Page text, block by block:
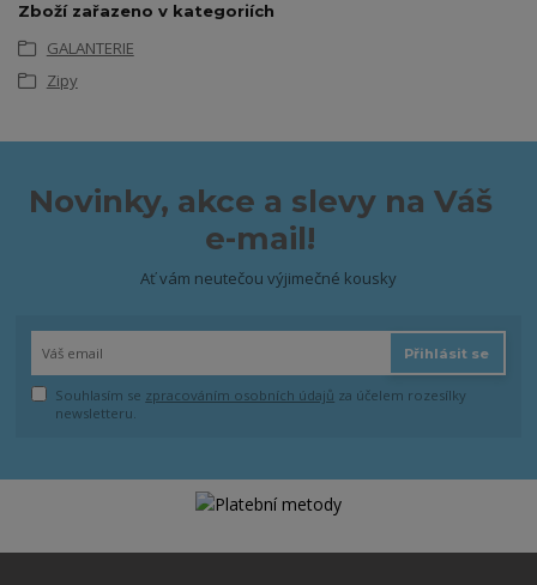
Zboží zařazeno v kategoriích
GALANTERIE
Zipy
Novinky, akce a slevy na Váš
e-mail!
Ať vám neutečou výjimečné kousky
Přihlásit se
Souhlasím se zpracováním osobních údajů za účelem rozesílky
newsletteru.